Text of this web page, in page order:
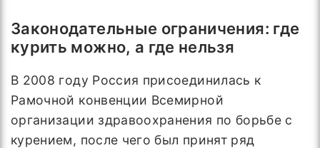
Законодательные ограничения: где
курить можно, а где нельзя
В 2008 году Россия присоединилась к
Рамочной конвенции Всемирной
организации здравоохранения по борьбе с
курением, после чего был принят ряд